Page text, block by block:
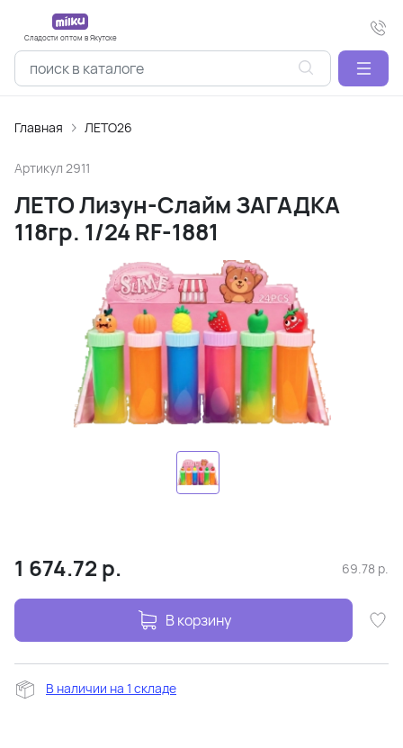
Сладости оптом в Якутске
Главная ЛЕТО26
Артикул 2911
ЛЕТО Лизун-Слайм ЗАГАДКА
118гр. 1/24 RF-1881
1 674.72 р. 69.78 р.
В корзину
В наличии на 1 складе